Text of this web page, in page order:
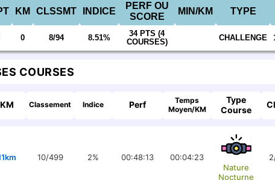
KM CLSSMT INDICE
PERF OU
SCORE
MIN/KM TYPE
0 8/94 8.51%
34 PTS (4
COURSES)
CHALLENGE
COURSES
KM Classement Indice Perf
Temps
Moyen/KM
Type
Course
10/499 2% 00:48:13
00:04:23
Nature
Nocturne